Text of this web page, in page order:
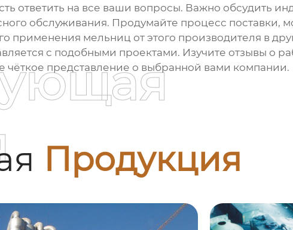
ответить на все ваши вопросы. Важно обсудить
обслуживания. Продумайте процесс поставки,
применения мельниц от этого производителя в
с подобными проектами. Изучите отзывы о
представление о выбранной вами компании.
Продукция